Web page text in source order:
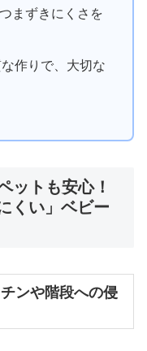
つまずきにくさを
作りで、大切な
ットも安心！
くい」ベビー
ンや階段への侵